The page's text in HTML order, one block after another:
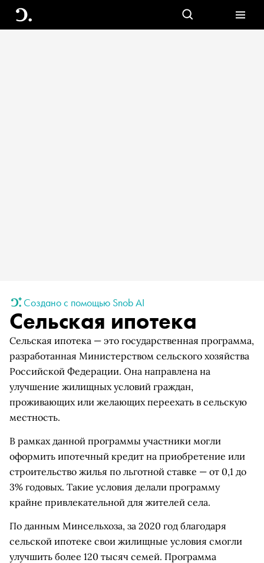
Создано с помощью Snob AI
Сельская ипотека
Сельская ипотека — это государственная программа,
разработанная Министерством сельского хозяйства
Российской Федерации. Она направлена на
улучшение жилищных условий граждан,
проживающих или желающих переехать в сельскую
местность.
В рамках данной программы участники могли
оформить ипотечный кредит на приобретение или
строительство жилья по льготной ставке — от 0,1 до
3% годовых. Такие условия делали программу
крайне привлекательной для жителей села.
По данным Минсельхоза, за 2020 год благодаря
сельской ипотеке свои жилищные условия смогли
улучшить более 120 тысяч семей. Программа